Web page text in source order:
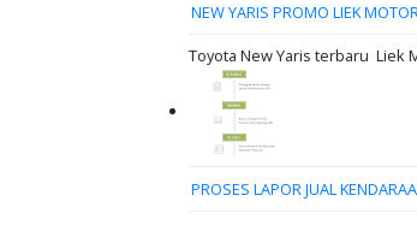
NEW YARIS PROMO LIEK
Toyota New Yaris terbaru Liek
PROSES LAPOR JUAL